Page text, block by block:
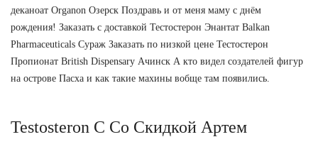
деканоат Organon Озерск Поздравь и от меня маму с днём
рождения! Заказать с доставкой Тестостерон Энантат Balkan
Pharmaceuticals Сураж Заказать по низкой цене Тестостерон
Пропионат British Dispensary Ачинск А кто видел создателей фигур
на острове Пасха и как такие махины вобще там появились.
Testosteron C Со Скидкой Артем